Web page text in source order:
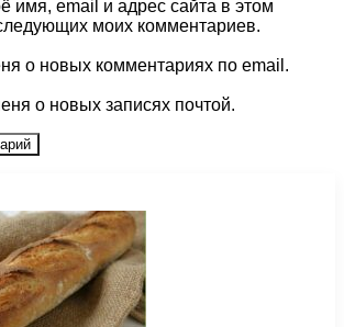
имя, email и адрес сайта в этом
моих комментариев.
о новых комментариях по email.
о новых записях почтой.